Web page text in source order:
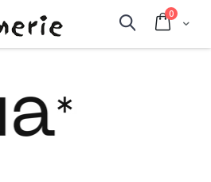
Cart
0
Search